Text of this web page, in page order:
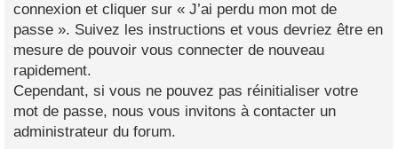
connexion et cliquer sur « J’ai perdu mon mot de
passe ». Suivez les instructions et vous devriez être en
mesure de pouvoir vous connecter de nouveau
rapidement.
Cependant, si vous ne pouvez pas réinitialiser votre
mot de passe, nous vous invitons à contacter un
administrateur du forum.